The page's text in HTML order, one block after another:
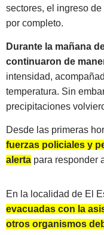
sectores, el ingreso
por completo.
Durante la mañana
continuaron de
intensidad,
temperatura. Sin
precipitaciones
Desde las primeras
fuerzas policiales y
alerta para responder
En la localidad de El
evacuadas con la
otros organismos